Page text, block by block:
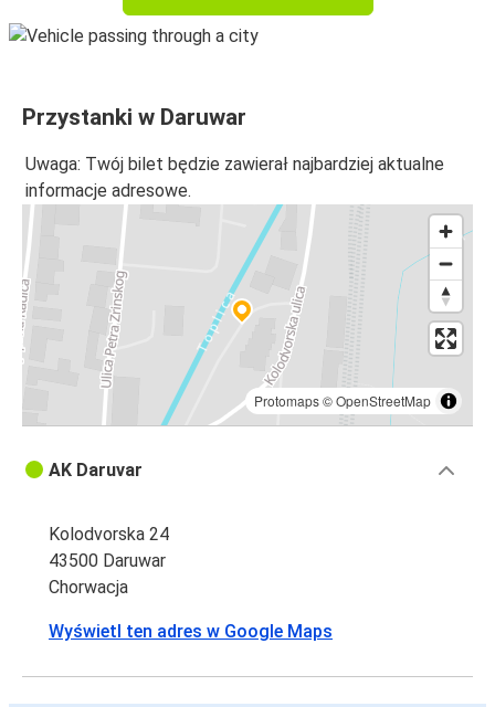
Przystanki w Daruwar
Uwaga: Twój bilet będzie zawierał najbardziej aktualne
informacje adresowe.
Protomaps©OpenStreetMap
AK Daruvar
Kolodvorska 24
43500 Daruwar
Chorwacja
Wyświetl ten adres w Google Maps